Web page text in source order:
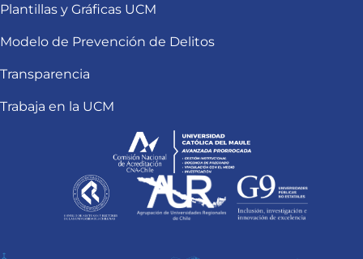
Plantillas y Gráficas UCM
Modelo de Prevención de Delitos
Transparencia
Trabaja en la UCM